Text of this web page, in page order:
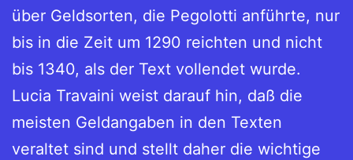
über Geldsorten, die Pegolotti anführte, nur
bis in die Zeit um 1290 reichten und nicht
bis 1340, als der Text vollendet wurde.
Lucia Travaini weist darauf hin, daß die
meisten Geldangaben in den Texten
veraltet sind und stellt daher die wichtige